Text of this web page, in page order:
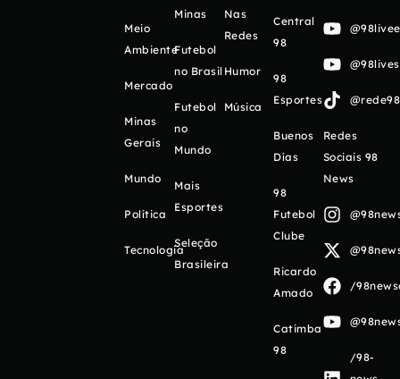
Meio
Ambiente
Mercado
Minas
Gerais
Mundo
Política
Tecnologia
Minas
Futebol
no Brasil
Futebol
no
Mundo
Mais
Esportes
Seleção
Brasileira
Nas
Redes
Humor
Música
Central
98
98
Esportes
Buenos
Días
98
Futebol
Clube
Ricardo
Amado
Catimba
98
Redes
Sociais 98
News
/
/98-